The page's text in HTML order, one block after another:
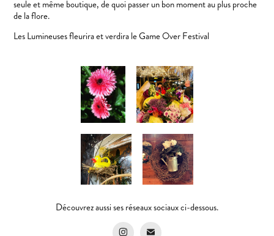
seule et même boutique, de quoi passer un bon moment au plus proche
de la flore.
Les Lumineuses fleurira et verdira le Game Over Festival
Découvrez aussi ses réseaux sociaux ci-dessous.